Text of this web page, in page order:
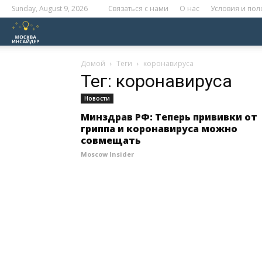
Sunday, August 9, 2026 Связаться с нами О нас Условия и
Домой Теги коронавируса
Тег: коронавируса
Новости
Минздрав РФ: Теперь прививки от
гриппа и коронавируса можно
совмещать
Moscow Insider